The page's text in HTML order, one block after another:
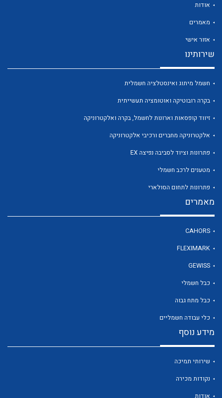
לכל מוצרי היצרן
אודות
מאמרים
אזור אישי
שירותינו
חשמל מיתוג ואינסטלציה חשמלית
בקרה רובוטיקה ואוטומציה תעשייתית
זיווד קופסאות וארונות לחשמל, בקרה ואלקטרוניקה
אלקטרוניקה מחברים ורכיבי אלקטרוניקה
פתרונות וציוד לסביבה נפיצה EX
מטענים לרכב חשמלי
פתרונות לתחום הסולארי
מאמרים
CAHORS
FLEXIMARK
GEWISS
כבל חשמלי
כבל מתח גבוה
כלי עבודה חשמליים
מידע נוסף
שירותי תמיכה
נקודות מכירה
אודות